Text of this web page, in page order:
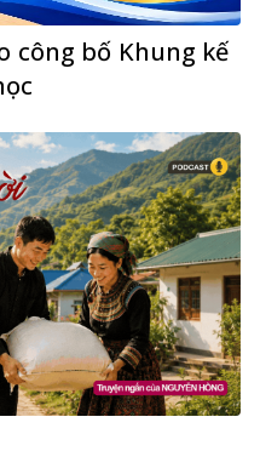
công bố Khung kế